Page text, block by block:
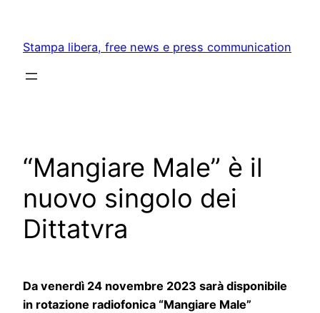
content
Stampa libera, free news e press communication
“Mangiare Male” è il
nuovo singolo dei
Dittatvra
Da venerdì 24 novembre 2023 sarà disponibile
in rotazione radiofonica “Mangiare Male”